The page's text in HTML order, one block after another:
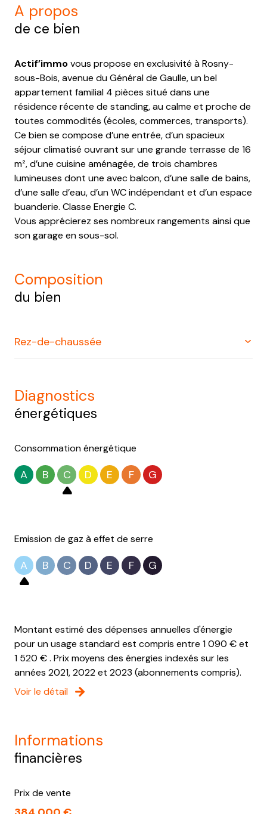
a propos
de ce bien
Actif’immovous propose en exclusivité à Rosny-
sous-Bois, avenue du Général de Gaulle, un bel
appartement familial 4 pièces situé dans une
résidence récente de standing, au calme et proche de
toutes commodités (écoles, commerces, transports).
Ce bien se compose d’une entrée, d’un spacieux
séjour climatisé ouvrant sur une grande terrasse de 16
m², d’une cuisine aménagée, de trois chambres
lumineuses dont une avec balcon, d’une salle de bains,
d’une salle d’eau, d’un WC indépendant et d’un espace
buanderie. Classe Energie C.
Vous apprécierez ses nombreux rangements ainsi que
son garage en sous-sol.
composition
du bien
Rez-de-chaussée
salon/sejour
cuisine
chambre
salle de bain
salle d'eau
diagnostics
énergétiques
Consommation énergétique
A B C D E F G
Emission de gaz à effet de serre
A B C D E F G
Montant estimé des dépenses annuelles d'énergie
pour un usage standard est compris entre 1 090 € et
1 520 € . Prix moyens des énergies indexés sur les
années 2021, 2022 et 2023 (abonnements compris).
Voir le détail
informations
financières
Prix de vente